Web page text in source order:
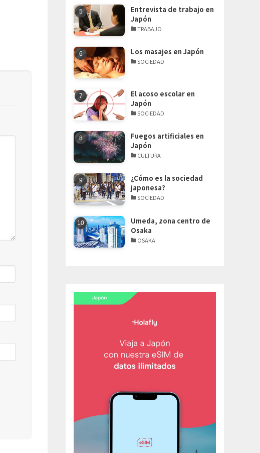
Entrevista de trabajo en
Japón
TRABAJO
Los masajes en Japón
SOCIEDAD
El acoso escolar en
Japón
SOCIEDAD
Fuegos artificiales en
Japón
CULTURA
¿Cómo es la sociedad
japonesa?
SOCIEDAD
Umeda, zona centro de
Osaka
OSAKA